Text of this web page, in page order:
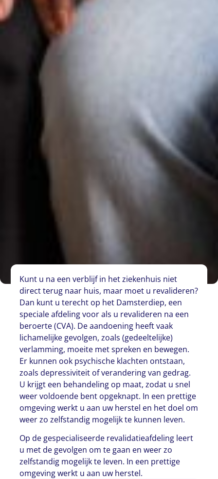
Kunt u na een verblijf in het ziekenhuis niet
direct terug naar huis, maar moet u revalideren?
Dan kunt u terecht op het Damsterdiep, een
speciale afdeling voor als u revalideren na een
beroerte (CVA). De aandoening heeft vaak
lichamelijke gevolgen, zoals (gedeeltelijke)
verlamming, moeite met spreken en bewegen.
Er kunnen ook psychische klachten ontstaan,
zoals depressiviteit of verandering van gedrag.
U krijgt een behandeling op maat, zodat u snel
weer voldoende bent opgeknapt. In een prettige
omgeving werkt u aan uw herstel en het doel om
weer zo zelfstandig mogelijk te kunnen leven.
Op de gespecialiseerde revalidatieafdeling leert
u met de gevolgen om te gaan en weer zo
zelfstandig mogelijk te leven. In een prettige
omgeving werkt u aan uw herstel.